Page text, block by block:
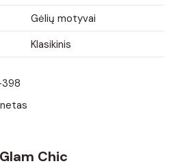
Gėlių motyvai
Klasikinis
398
Chic